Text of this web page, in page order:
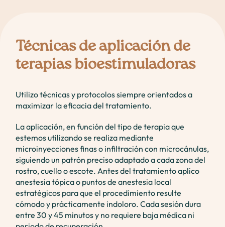
Técnicas de aplicación de
terapias bioestimuladoras
Utilizo técnicas y protocolos siempre orientados a
maximizar la eficacia del tratamiento.
La aplicación, en función del tipo de terapia que
estemos utilizando se realiza mediante
microinyecciones finas o infiltración con microcánulas,
siguiendo un patrón preciso adaptado a cada zona del
rostro, cuello o escote. Antes del tratamiento aplico
anestesia tópica o puntos de anestesia local
estratégicos para que el procedimiento resulte
cómodo y prácticamente indoloro. Cada sesión dura
entre 30 y 45 minutos y no requiere baja médica ni